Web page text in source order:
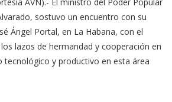
AVN).- El ministro del Poder Popular
sostuvo un encuentro con su
Ángel Portal, en La Habana, con el
lazos de hermandad y cooperación en
tecnológico y productivo en esta área